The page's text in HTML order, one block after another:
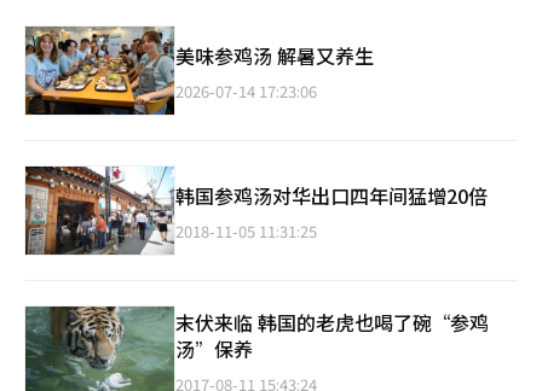
美味参鸡汤 解暑又养生
2026-07-14 17:23:06
韩国参鸡汤对华出口四年间猛增20倍
2018-11-05 11:31:25
末伏来临 韩国的老虎也喝了碗“参鸡
汤”保养
2017-08-11 15:43:24